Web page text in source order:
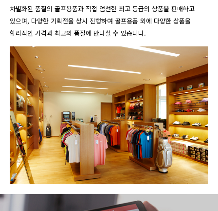
차별화된 품질의 골프용품과 직접 엄선한 최고 등급의 상품을 판매하고
있으며, 다양한 기획전을 상시 진행하여 골프용품 외에 다양한 상품을
합리적인 가격과 최고의 품질에 만나실 수 있습니다.